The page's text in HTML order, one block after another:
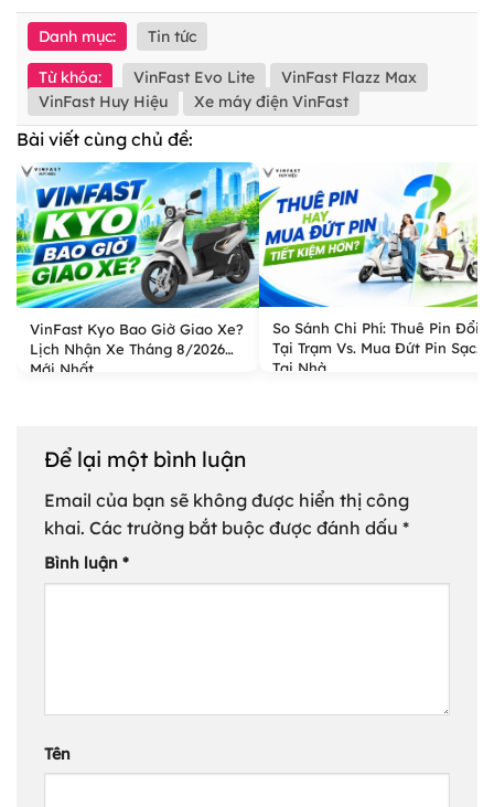
Danh mục: Tin tức
Từ khóa: VinFast Evo Lite
VinFast Flazz Max
VinFast Huy Hiệu
Xe máy điện VinFast
Bài viết cùng chủ đề:
VinFast Kyo Bao Giờ Giao Xe?
Lịch Nhận Xe Tháng 8/2026
Mới Nhất
So Sánh Chi Phí: Thuê Pin Đổi
Tại Trạm Vs. Mua Đứt Pin Sạc
Tại Nhà
Để lại một bình luận
Email của bạn sẽ không được hiển thị công
khai. Các trường bắt buộc được đánh dấu *
Bình luận *
Tên